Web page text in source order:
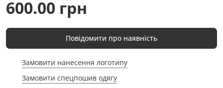
600.00 грн
Повідомити про наявність
Замовити нанесення логотипу
Замовити спецпошив одягу